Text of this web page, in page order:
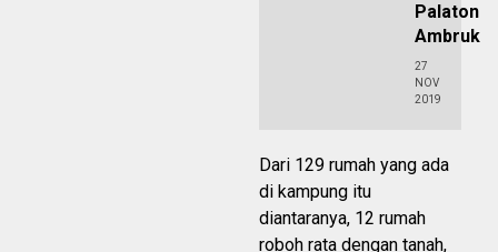
Palaton
Ambruk
27
NOV
2019
Dari 129 rumah yang ada
di kampung itu
diantaranya, 12 rumah
roboh rata dengan tanah,